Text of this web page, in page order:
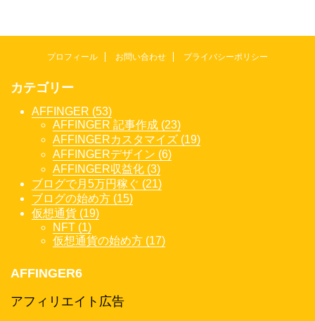
プロフィール お問い合わせ プライバシーポリシー
カテゴリー
AFFINGER (53)
AFFINGER 記事作成 (23)
AFFINGERカスタマイズ (19)
AFFINGERデザイン (6)
AFFINGER収益化 (3)
ブログで月5万円稼ぐ (21)
ブログの始め方 (15)
仮想通貨 (19)
NFT (1)
仮想通貨の始め方 (17)
AFFINGER6
アフィリエイト広告